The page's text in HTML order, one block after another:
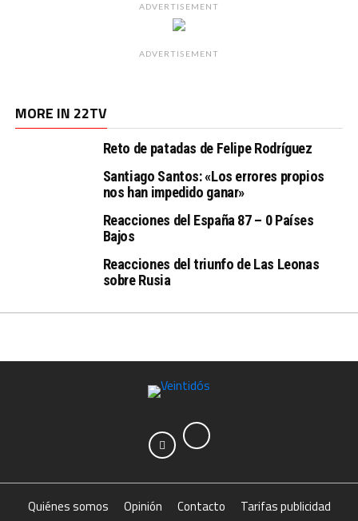
ADVERTISEMENT
ADVERTISEMENT
MORE IN 22TV
Reto de patadas de Felipe Rodríguez
Santiago Santos: «Los errores propios
nos han impedido ganar»
Reacciones del España 87 – 0 Países
Bajos
Reacciones del triunfo de Las Leonas
sobre Rusia
Quiénes somos Opinión Contacto Tarifas publicidad